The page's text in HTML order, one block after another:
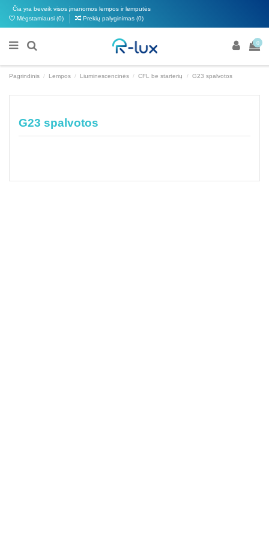
Čia yra beveik visos įmanomos lempos ir lemputės
Mėgstamiausi (0) Prekių palyginimas (0)
0
Pagrindinis Lempos Liuminescencinės CFL be starterių G23 spalvotos
G23 spalvotos